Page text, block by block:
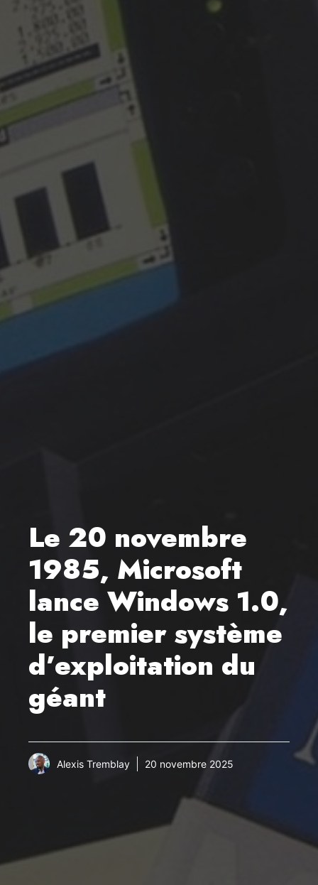
Le 20 novembre
1985, Microsoft
lance Windows 1.0,
le premier système
d’exploitation du
géant
Alexis Tremblay 20 novembre 2025